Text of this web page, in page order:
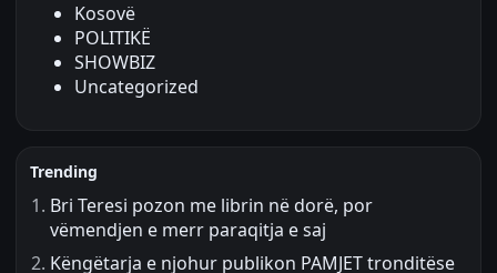
Kosovë
POLITIKË
SHOWBIZ
Uncategorized
Trending
Bri Teresi pozon me librin në dorë, por
vëmendjen e merr paraqitja e saj
Këngëtarja e njohur publikon PAMJET tronditëse